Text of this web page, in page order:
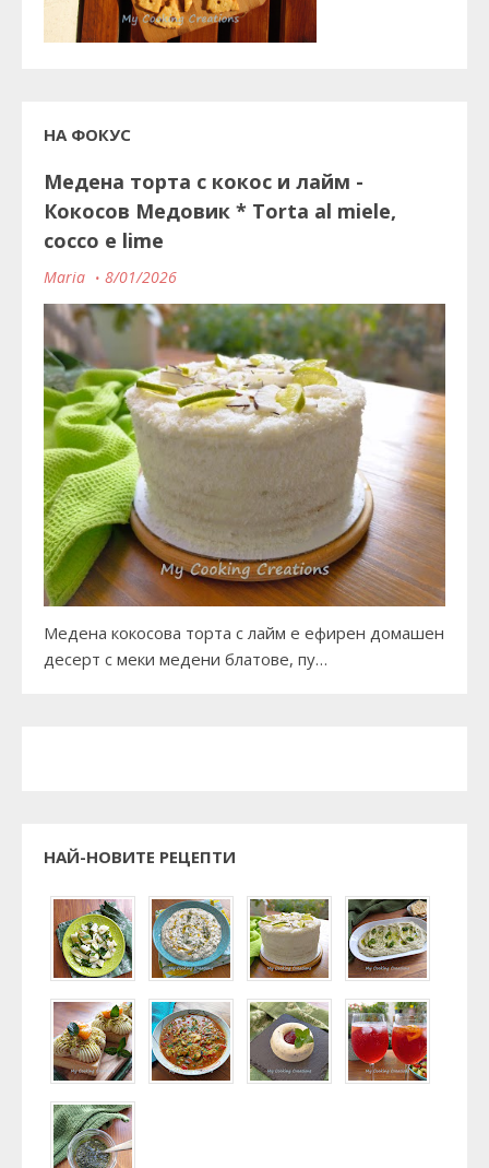
НА ФОКУС
Медена торта с кокос и лайм -
Кокосов Медовик * Torta al miele,
cocco e lime
Maria 8/01/2026
Медена кокосова торта с лайм е ефирен домашен
десерт с меки медени блатове, пу…
НАЙ-НОВИТЕ РЕЦЕПТИ